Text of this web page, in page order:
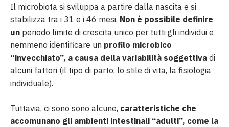
Il microbiota si sviluppa a partire dalla nascita e si
stabilizza tra i 31 e i 46 mesi. Non è possibile definire
un periodo limite di crescita unico per tutti gli individui e
nemmeno identificare un profilo microbico
“invecchiato”, a causa della variabilità soggettiva di
alcuni fattori (il tipo di parto, lo stile di vita, la fisiologia
individuale).
Tuttavia, ci sono sono alcune, caratteristiche che
accomunano gli ambienti intestinali “adulti”, come la